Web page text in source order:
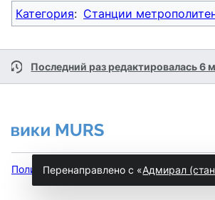
Категория: Станции
Политика конфиденциальности
Перенаправлено с «Адмирал